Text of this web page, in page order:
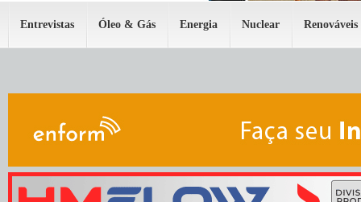
Entrevistas Óleo & Gás Energia Nuclear Renováveis